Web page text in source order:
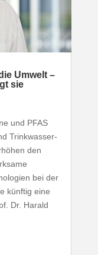
Umwelt –
sie
und PFAS
Trink­was­ser­
den
bei der
künftig eine
Dr. Harald